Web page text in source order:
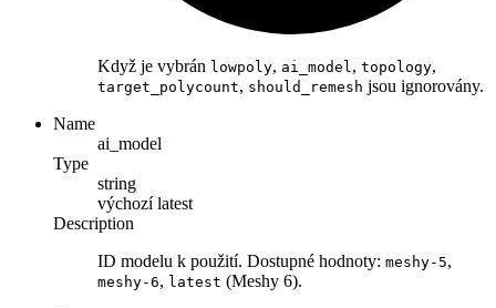
Když je vybrán lowpoly, ai_model, topology,
target_polycount, should_remesh jsou ignorovány.
Name
ai_model
Type
string
výchozí latest
Description
ID modelu k použití. Dostupné hodnoty: meshy-5,
meshy-6, latest (Meshy 6).